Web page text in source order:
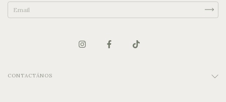
CONTACTÁNOS